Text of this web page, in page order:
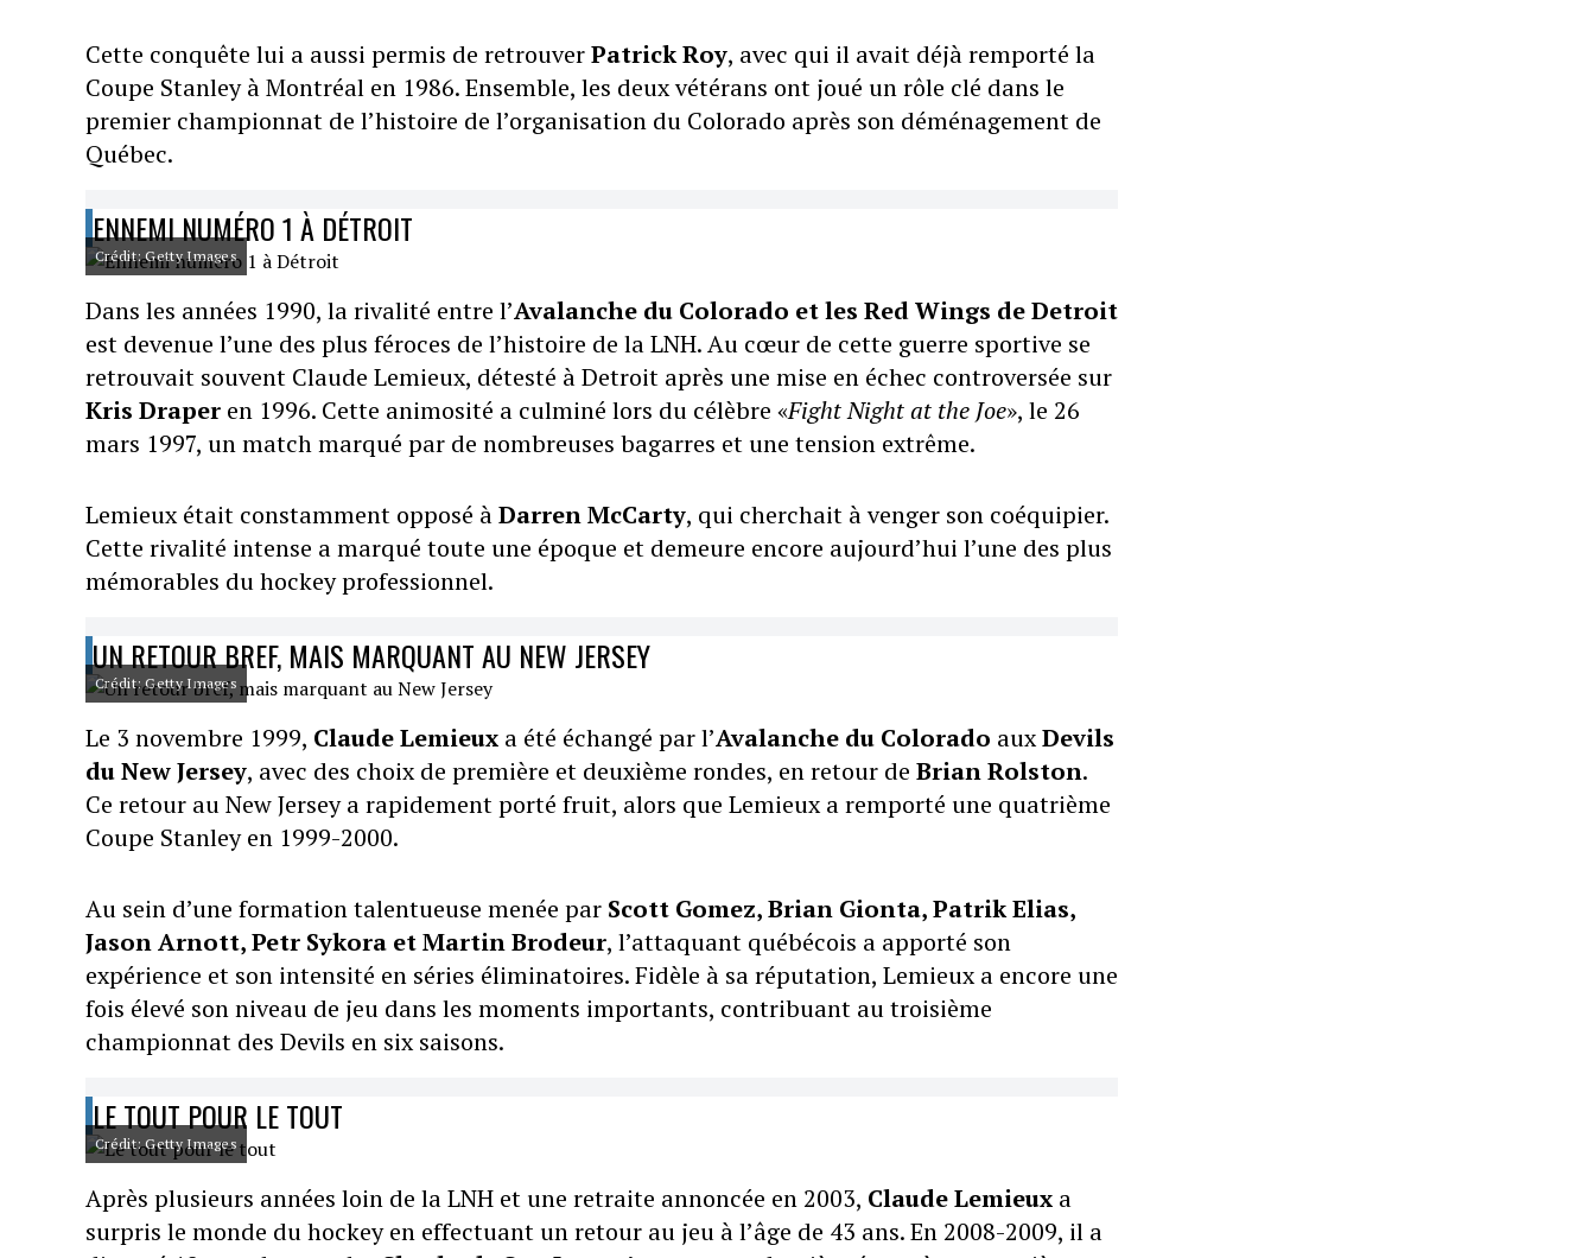
Cette conquête lui a aussi permis de retrouverPatrick Roy, avec qui il avait déjà remporté la
Coupe Stanley à Montréal en 1986. Ensemble, les deux vétérans ont joué un rôle clé dans le
premier championnat de l’histoire de l’organisation du Colorado après son déménagement de
Québec.
ENNEMI NUMÉRO 1 À DÉTROIT
Crédit: Getty Images
Dans les années 1990, la rivalité entre l’Avalanche du Colorado et les Red Wings de Detroit
est devenue l’une des plus féroces de l’histoire de la LNH. Au cœur de cette guerre sportive se
retrouvait souvent Claude Lemieux, détesté à Detroit après une mise en échec controversée sur
Kris Draper en 1996. Cette animosité a culminé lors du célèbre «Fight Night at the Joe», le 26
mars 1997, un match marqué par de nombreuses bagarres et une tension extrême.
Lemieux était constamment opposé àDarren McCarty, qui cherchait à venger son coéquipier.
Cette rivalité intense a marqué toute une époque et demeure encore aujourd’hui l’une des plus
mémorables du hockey professionnel.
UN RETOUR BREF, MAIS MARQUANT AU NEW JERSEY
Crédit: Getty Images
Le 3 novembre 1999, Claude Lemieux a été échangé par l’Avalanche du Colorado auxDevils
du New Jersey, avec des choix de première et deuxième rondes, en retour de Brian Rolston.
Ce retour au New Jersey a rapidement porté fruit, alors que Lemieux a remporté une quatrième
Coupe Stanley en 1999-2000.
Au sein d’une formation talentueuse menée par Scott Gomez, Brian Gionta, Patrik Elias,
Jason Arnott, Petr Sykora et Martin Brodeur, l’attaquant québécois a apporté son
expérience et son intensité en séries éliminatoires. Fidèle à sa réputation, Lemieux a encore une
fois élevé son niveau de jeu dans les moments importants, contribuant au troisième
championnat des Devils en six saisons.
LE TOUT POUR LE TOUT
Crédit: Getty Images
Après plusieurs années loin de la LNH et une retraite annoncée en 2003, Claude Lemieux a
surpris le monde du hockey en effectuant un retour au jeu à l’âge de 43 ans. En 2008-2009, il a